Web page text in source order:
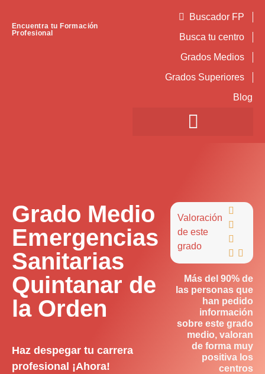
Encuentra tu Formación
Profesional
Buscador FP
Busca tu centro
Grados Medios
Grados Superiores
Blog
Grado Medio
Emergencias
Sanitarias
Quintanar de
la Orden
Haz despegar tu carrera
profesional ¡Ahora!
Valoración
de este
grado



 
Más del 90% de
las personas que
han pedido
información
sobre este grado
medio, valoran
de forma muy
positiva los
centros